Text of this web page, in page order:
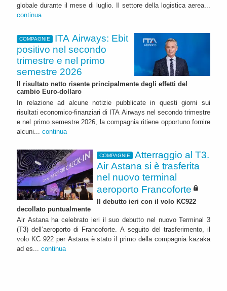
globale durante il mese di luglio. Il settore della logistica aerea...
continua
COMPAGNIE
ITA Airways: Ebit
positivo nel secondo
trimestre e nel primo
semestre 2026
Il risultato netto risente principalmente degli effetti del
cambio Euro-dollaro
In relazione ad alcune notizie pubblicate in questi giorni sui
risultati economico-finanziari di ITA Airways nel secondo trimestre
e nel primo semestre 2026, la compagnia ritiene opportuno fornire
alcuni... continua
COMPAGNIE
Atterraggio al T3.
Air Astana si è trasferita
nel nuovo terminal
aeroporto Francoforte
Il debutto ieri con il volo KC922
decollato puntualmente
Air Astana ha celebrato ieri il suo debutto nel nuovo Terminal 3
(T3) dell’aeroporto di Francoforte. A seguito del trasferimento, il
volo KC 922 per Astana è stato il primo della compagnia kazaka
ad es... continua